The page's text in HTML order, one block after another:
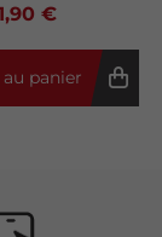
€
panier